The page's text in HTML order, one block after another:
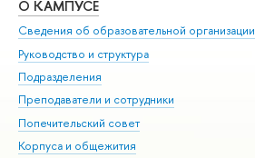
О КАМПУСЕ
Сведения об образовательной организации
Руководство и структура
Подразделения
Преподаватели и сотрудники
Попечительский совет
Корпуса и общежития